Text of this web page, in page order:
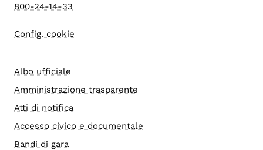
800-24-14-33
Config. cookie
Albo ufficiale
Amministrazione trasparente
Atti di notifica
Accesso civico e documentale
Bandi di gara